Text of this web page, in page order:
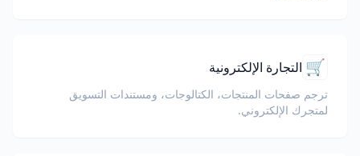
🛒 التجارة الإلكترونية
ترجم صفحات المنتجات، الكتالوجات، ومستندات التسويق
لمتجرك الإلكتروني.